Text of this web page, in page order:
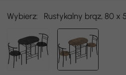
Wybierz: Rustykalny brąz, 80 x